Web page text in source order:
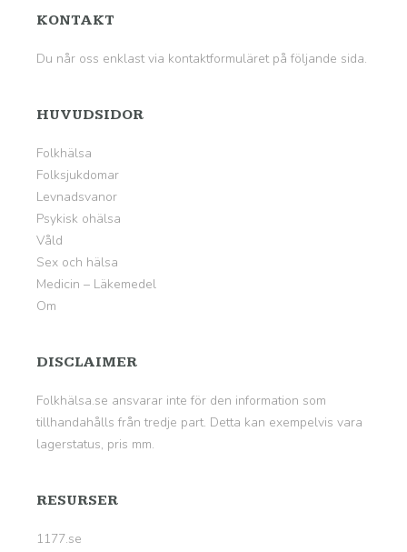
KONTAKT
Du når oss enklast via kontaktformuläret på följande sida.
HUVUDSIDOR
Folkhälsa
Folksjukdomar
Levnadsvanor
Psykisk ohälsa
Våld
Sex och hälsa
Medicin – Läkemedel
Om
DISCLAIMER
Folkhälsa.se ansvarar inte för den information som
tillhandahålls från tredje part. Detta kan exempelvis vara
lagerstatus, pris mm.
RESURSER
1177.se